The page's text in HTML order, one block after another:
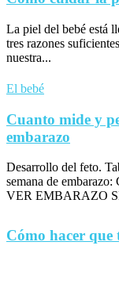
La piel del bebé está
tres razones
nuestra...
El bebé
Cuanto mide y
embarazo
Desarrollo del feto.
semana de
VER EMBARAZO
Cómo hacer que